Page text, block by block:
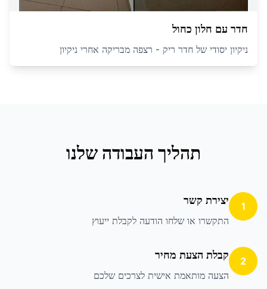
חדר עם חלון כחול
ניקיון יסודי של חדר ריק - רצפה מבריקה אחרי ניקיון
תהליך העבודה שלנו
1 יצירת קשר
התקשרו או שלחו הודעה לקבלת ייעוץ
2 קבלת הצעת מחיר
הצעה מותאמת אישית לצרכים שלכם